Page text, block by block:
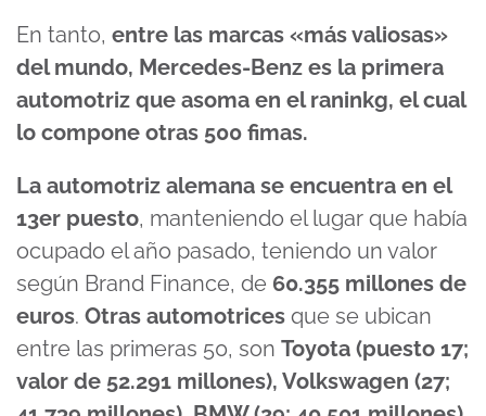
En tanto, entre las marcas «más valiosas»
del mundo, Mercedes-Benz es la primera
automotriz que asoma en el raninkg, el cual
lo compone otras 500 fimas.
La automotriz alemana se encuentra en el
13er puesto, manteniendo el lugar que había
ocupado el año pasado, teniendo un valor
según Brand Finance, de 60.355 millones de
euros. Otras automotrices que se ubican
entre las primeras 50, son Toyota (puesto 17;
valor de 52.291 millones), Volkswagen (27;